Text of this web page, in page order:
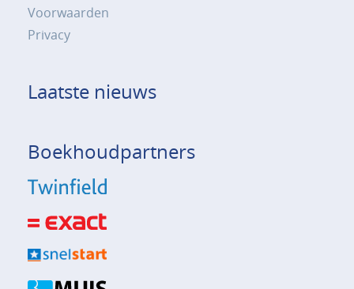
Voorwaarden
Privacy
Laatste nieuws
Boekhoudpartners